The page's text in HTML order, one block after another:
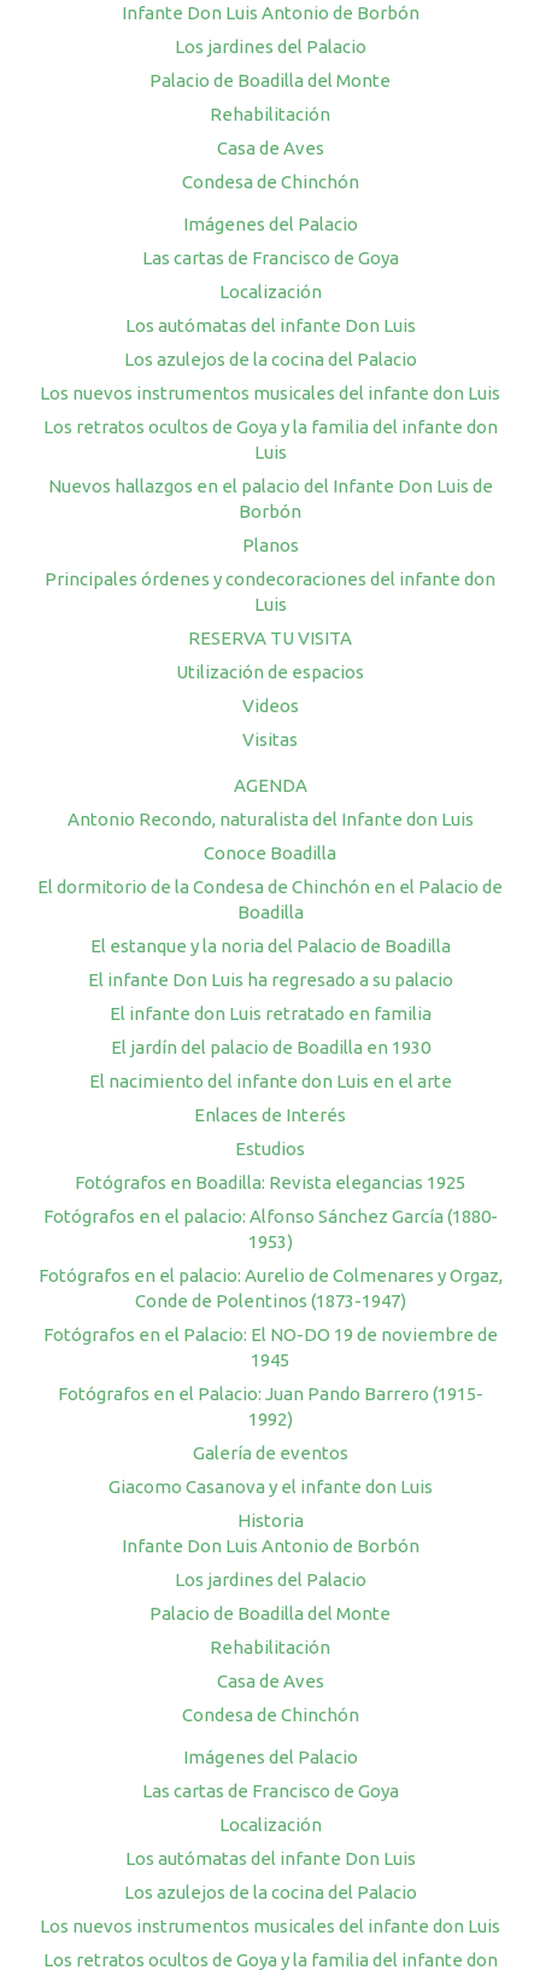
Infante Don Luis Antonio de Borbón
Los jardines del Palacio
Palacio de Boadilla del Monte
Rehabilitación
Casa de Aves
Condesa de Chinchón
Imágenes del Palacio
Las cartas de Francisco de Goya
Localización
Los autómatas del infante Don Luis
Los azulejos de la cocina del Palacio
Los nuevos instrumentos musicales del infante don Luis
Los retratos ocultos de Goya y la familia del infante don
Luis
Nuevos hallazgos en el palacio del Infante Don Luis de
Borbón
Planos
Principales órdenes y condecoraciones del infante don
Luis
RESERVA TU VISITA
Utilización de espacios
Videos
Visitas
AGENDA
Antonio Recondo, naturalista del Infante don Luis
Conoce Boadilla
El dormitorio de la Condesa de Chinchón en el Palacio de
Boadilla
El estanque y la noria del Palacio de Boadilla
El infante Don Luis ha regresado a su palacio
El infante don Luis retratado en familia
El jardín del palacio de Boadilla en 1930
El nacimiento del infante don Luis en el arte
Enlaces de Interés
Estudios
Fotógrafos en Boadilla: Revista elegancias 1925
Fotógrafos en el palacio: Alfonso Sánchez García (1880-
1953)
Fotógrafos en el palacio: Aurelio de Colmenares y Orgaz,
Conde de Polentinos (1873-1947)
Fotógrafos en el Palacio: El NO-DO 19 de noviembre de
1945
Fotógrafos en el Palacio: Juan Pando Barrero (1915-
1992)
Galería de eventos
Giacomo Casanova y el infante don Luis
Historia
Infante Don Luis Antonio de Borbón
Los jardines del Palacio
Palacio de Boadilla del Monte
Rehabilitación
Casa de Aves
Condesa de Chinchón
Imágenes del Palacio
Las cartas de Francisco de Goya
Localización
Los autómatas del infante Don Luis
Los azulejos de la cocina del Palacio
Los nuevos instrumentos musicales del infante don Luis
Los retratos ocultos de Goya y la familia del infante don